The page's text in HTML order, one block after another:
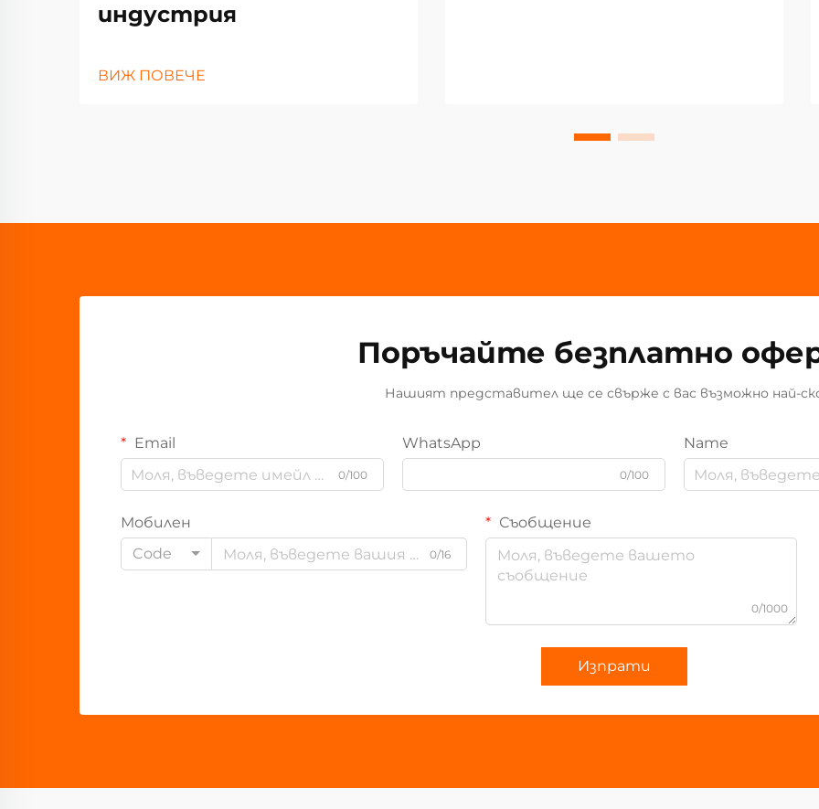
индустрия
ВИЖ ПОВЕЧЕ
Поръчайте безплатно
Нашият представител ще се свърже с вас възможно най-
Email
0/100
WhatsApp
0/100
Name
Мобилен
Code
0/16
Съобщение
0/1000
Изпрати